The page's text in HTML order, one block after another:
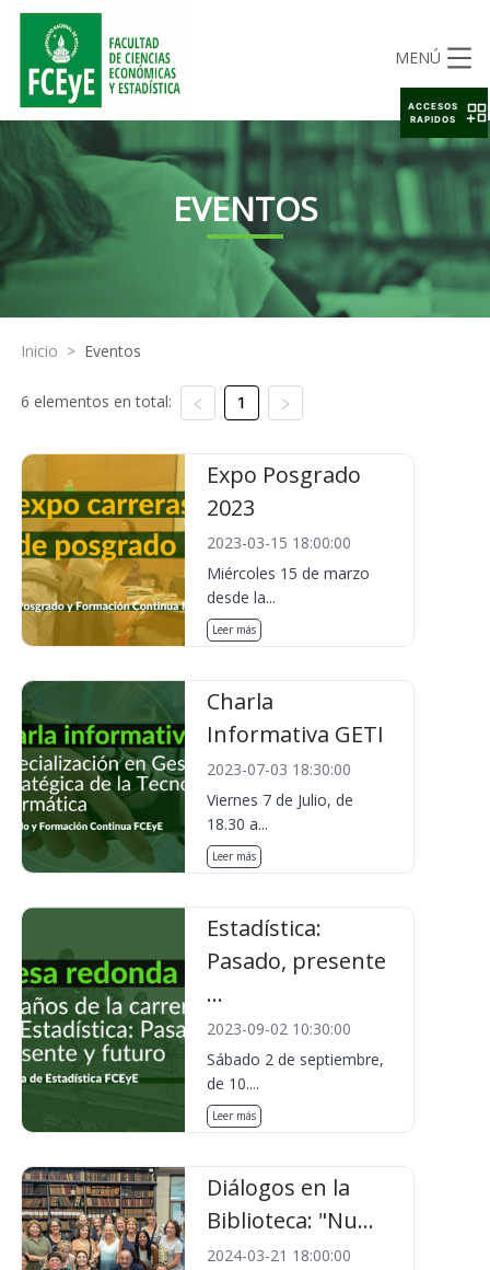
MENÚ
EVENTOS
Inicio > Eventos
6 elementos en total: 1
Expo Posgrado
2023
2023-03-15 18:00:00
Miércoles 15 de marzo
desde la...
Leer más
Charla
Informativa GETI
2023-07-03 18:30:00
Viernes 7 de Julio, de
18.30 a...
Leer más
Estadística:
Pasado, presente
...
2023-09-02 10:30:00
Sábado 2 de septiembre,
de 10....
Leer más
Diálogos en la
Biblioteca: "Nu...
2024-03-21 18:00:00
ACCESOS
RAPIDOS